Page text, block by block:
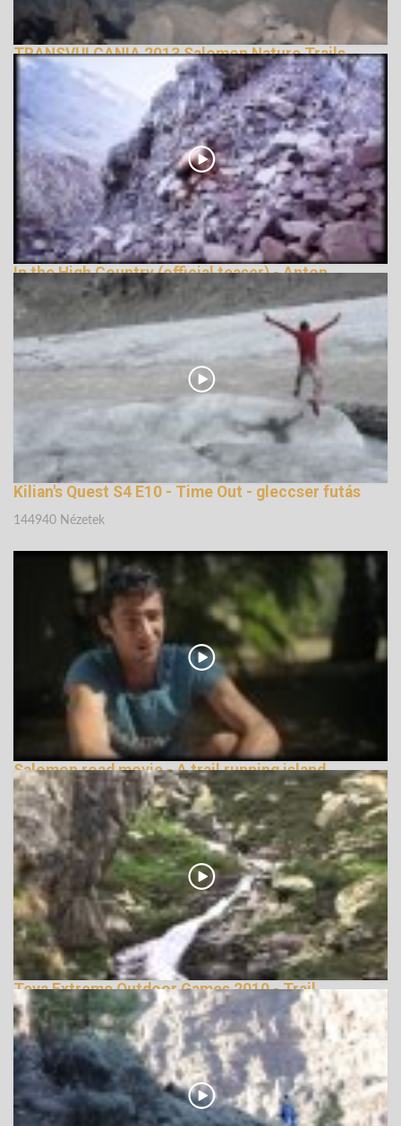
TRANSVULCANIA 2013 Salomon Nature Trails
143187 Nézetek
In the High Country (official teaser) - Anton
Krupicka
148192 Nézetek
Kilian's Quest S4 E10 - Time Out - gleccser futás
144940 Nézetek
Salomon road movie - A trail running island
148734 Nézetek
Teva Extreme Outdoor Games 2010 - Trail
Running
146184 Nézetek